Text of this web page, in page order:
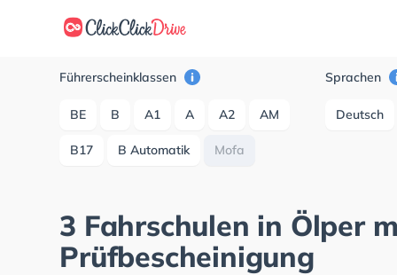
Führerscheinklassen
BE B A1 A A2 AM
B17 B Automatik Mofa
Sprachen
Deutsch
3 Fahrschulen in Ölper
Prüfbescheinigung